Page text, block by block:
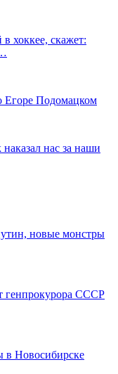
хоккее, скажет:
Егоре Подомацком
нас за наши
новые монстры
генпрокурора СССР
в Новосибирске